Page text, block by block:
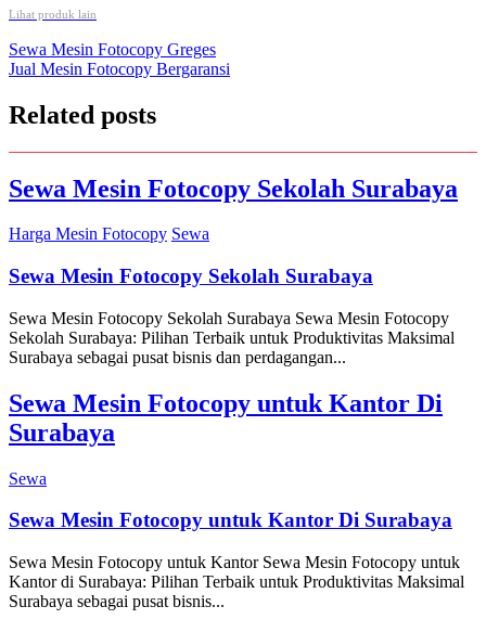
Lihat produk lain
Post
navigation
Sewa Mesin Fotocopy Greges
Jual Mesin Fotocopy Bergaransi
Related posts
Sewa Mesin Fotocopy Sekolah Surabaya
Harga Mesin Fotocopy Sewa
Sewa Mesin Fotocopy Sekolah Surabaya
Sewa Mesin Fotocopy Sekolah Surabaya Sewa Mesin Fotocopy
Sekolah Surabaya: Pilihan Terbaik untuk Produktivitas Maksimal
Surabaya sebagai pusat bisnis dan perdagangan...
Sewa Mesin Fotocopy untuk Kantor Di
Surabaya
Sewa
Sewa Mesin Fotocopy untuk Kantor Di Surabaya
Sewa Mesin Fotocopy untuk Kantor Sewa Mesin Fotocopy untuk
Kantor di Surabaya: Pilihan Terbaik untuk Produktivitas Maksimal
Surabaya sebagai pusat bisnis...